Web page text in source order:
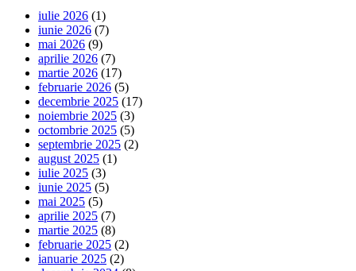
iulie 2026 (1)
iunie 2026 (7)
mai 2026 (9)
aprilie 2026 (7)
martie 2026 (17)
februarie 2026 (5)
decembrie 2025 (17)
noiembrie 2025 (3)
octombrie 2025 (5)
septembrie 2025 (2)
august 2025 (1)
iulie 2025 (3)
iunie 2025 (5)
mai 2025 (5)
aprilie 2025 (7)
martie 2025 (8)
februarie 2025 (2)
ianuarie 2025 (2)